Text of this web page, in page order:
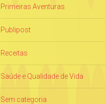
Primeiras Aventuras
Publipost
Receitas
Saúde e Qualidade de Vida
Sem categoria